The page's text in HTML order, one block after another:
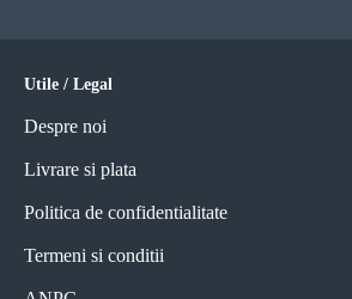
Utile / Legal
Despre noi
Livrare si plata
Politica de confidentialitate
Termeni si conditii